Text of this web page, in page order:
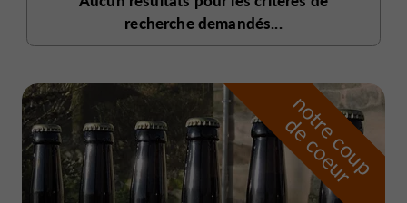
recherche demandés...
n
o
t
r
e
c
o
u
p
d
e
c
o
e
u
r